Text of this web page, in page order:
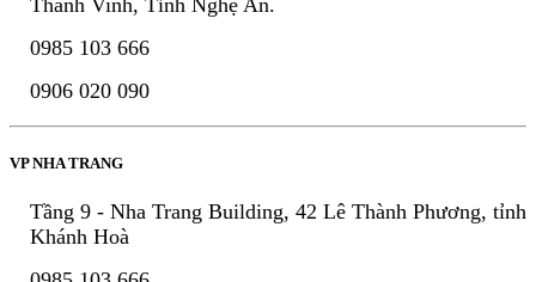
0985 103 666
0906 020 090
VP NHA TRANG
Tầng 9 - Nha Trang Building, 42 Lê Thành Phương, tỉnh
Khánh Hoà